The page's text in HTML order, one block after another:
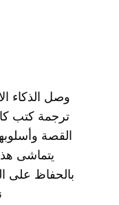
وصل الذكاء
ترجمة كتب
يتماشى
بالحفاظ على